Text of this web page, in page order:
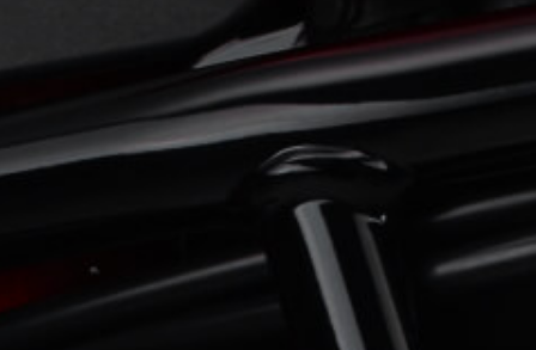
View now →
ROPA
La conducimos. La lucimos